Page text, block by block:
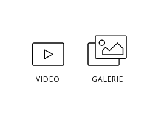
VIDEO GALERIE